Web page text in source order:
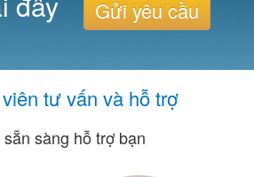
Gửi yêu cầu
tư vấn và hỗ trợ
sẵn sàng hỗ trợ bạn